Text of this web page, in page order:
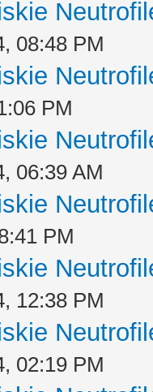
08:48 PM
PM
06:39 AM
PM
12:38 PM
02:19 PM